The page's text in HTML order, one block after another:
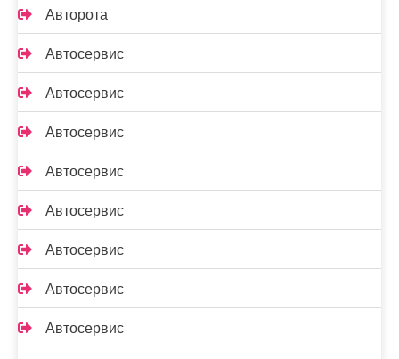
Авторота
Автосервис
Автосервис
Автосервис
Автосервис
Автосервис
Автосервис
Автосервис
Автосервис